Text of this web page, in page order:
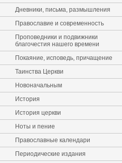
Дневники, письма, размышления
Православие и современность
Проповедники и подвижники
благочестия нашего времени
Покаяние, исповедь, причащение
Таинства Церкви
Новоначальным
История
История церкви
Ноты и пение
Православные календари
Периодические издания